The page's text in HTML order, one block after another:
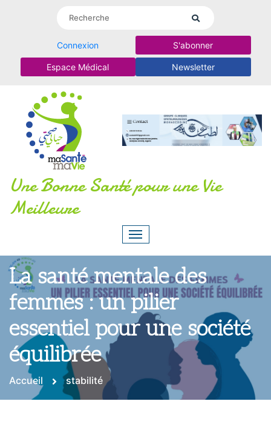
Connexion S'abonner
Espace Médical Newsletter
Une Bonne Santé pour une Vie
Meilleure
La santé mentale des
femmes : un pilier
essentiel pour une société
équilibrée
Accueil stabilité